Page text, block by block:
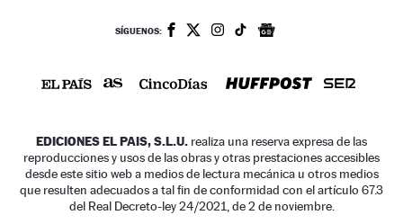
SÍGUENOS:
EDICIONES EL PAIS, S.L.U. realiza una reserva expresa de las
reproducciones y usos de las obras y otras prestaciones accesibles
desde este sitio web a medios de lectura mecánica u otros medios
que resulten adecuados a tal fin de conformidad con el artículo 67.3
del Real Decreto-ley 24/2021, de 2 de noviembre.